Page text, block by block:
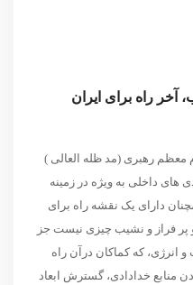
راه برای ایران
معظم رهبری (مد ظله العالی )
های داخلی به ویژه در زمینه
دارای یک نقشه راه برای
پر فراز و نشیب چیزی نیست جز
و انرژی، که کماکان درآن راه
منابع خدادادی، گسترش ابعاد